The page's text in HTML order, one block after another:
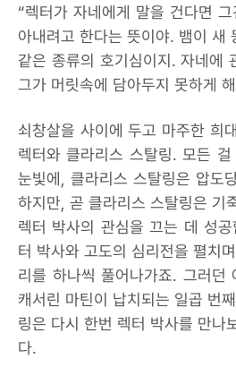
“렉터가 자네에게 말을 건다면
아내려고 한다는 뜻이야. 뱀이 새
같은 종류의 호기심이지. 자네에
그가 머릿속에 담아두지 못하게
쇠창살을 사이에 두고 마주한 희
렉터와 클라리스 스탈링. 모든
눈빛에, 클라리스 스탈링은 압도
하지만, 곧 클라리스 스탈링은 기
렉터 박사의 관심을 끄는 데 성
터 박사와 고도의 심리전을 펼치
리를 하나씩 풀어나가죠. 그러던
캐서린 마틴이 납치되는 일곱 번
링은 다시 한번 렉터 박사를 만나
다.